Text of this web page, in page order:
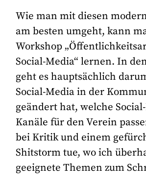
Wie man mit diesen
am besten umgeht, kann
Workshop
Social-Media“ lernen. In
geht es hauptsächlich
Social-Media in der
geändert hat, welche
Kanäle für den Verein
bei Kritik und einem
Shitstorm tue, wo ich
geeignete Themen zum